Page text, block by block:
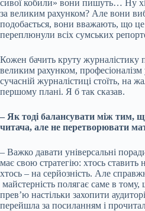
сивої кобили» вони пишуть… Ну
за великим рахунком? Але вони
подобається, вони вважають, що
переплюнули всіх сумських
Кожен бачить круту журналістику
великим рахунком, професіоналізм
сучасній журналістиці стоїть, на
першому плані. Я б так сказав.
– Як тоді балансувати між тим,
читача, але не перетворювати
– Важко давати універсальні
має свою стратегію: хтось ставить
хтось – на серйозність. Але
майстерність полягає саме в
прев’ю настільки захопити
перейшла за посиланням і